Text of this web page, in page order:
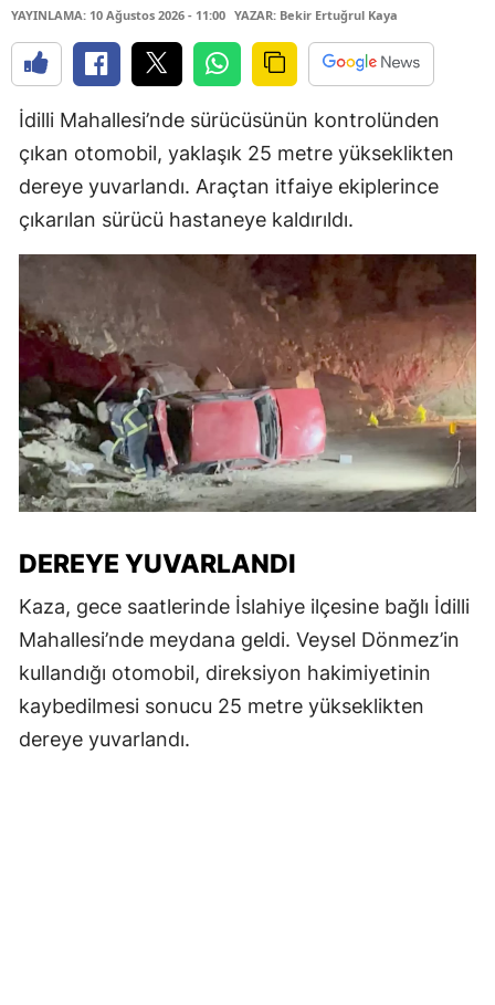
YAYINLAMA: 10 Ağustos 2026 - 11:00 YAZAR: Bekir Ertuğrul Kaya
İdilli Mahallesi’nde sürücüsünün kontrolünden
çıkan otomobil, yaklaşık 25 metre yükseklikten
dereye yuvarlandı. Araçtan itfaiye ekiplerince
çıkarılan sürücü hastaneye kaldırıldı.
DEREYE YUVARLANDI
Kaza, gece saatlerinde İslahiye ilçesine bağlı İdilli
Mahallesi’nde meydana geldi. Veysel Dönmez’in
kullandığı otomobil, direksiyon hakimiyetinin
kaybedilmesi sonucu 25 metre yükseklikten
dereye yuvarlandı.